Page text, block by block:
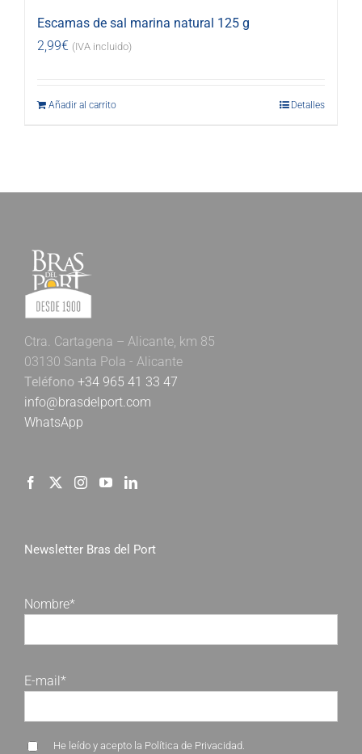
Escamas de sal marina natural 125 g
2,99€ (IVA incluido)
Añadir al carrito Detalles
Ctra. Cartagena – Alicante, km 85
03130 Santa Pola - Alicante
Teléfono +34 965 41 33 47
info@brasdelport.com
WhatsApp
Newsletter Bras del Port
Nombre*
E-mail*
He leído y acepto la Política de Privacidad.